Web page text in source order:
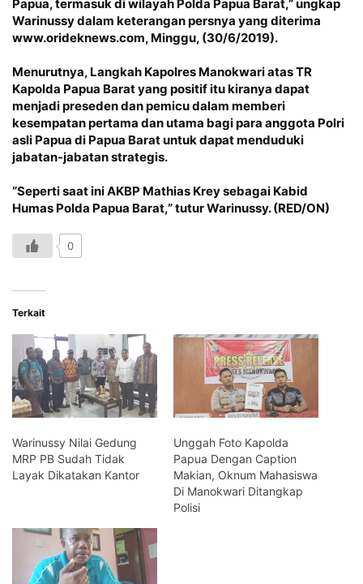
Papua, termasuk di wilayah Polda Papua Barat,” ungkap
Warinussy dalam keterangan persnya yang diterima
www.orideknews.com, Minggu, (30/6/2019).
Menurutnya, Langkah Kapolres Manokwari atas TR
Kapolda Papua Barat yang positif itu kiranya dapat
menjadi preseden dan pemicu dalam memberi
kesempatan pertama dan utama bagi para anggota Polri
asli Papua di Papua Barat untuk dapat menduduki
jabatan-jabatan strategis.
“Seperti saat ini AKBP Mathias Krey sebagai Kabid
Humas Polda Papua Barat,” tutur Warinussy. (RED/ON)
0
Terkait
Warinussy Nilai Gedung
MRP PB Sudah Tidak
Layak Dikatakan Kantor
Unggah Foto Kapolda
Papua Dengan Caption
Makian, Oknum Mahasiswa
Di Manokwari Ditangkap
Polisi